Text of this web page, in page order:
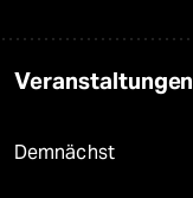
Veranstaltungen
Demnächst